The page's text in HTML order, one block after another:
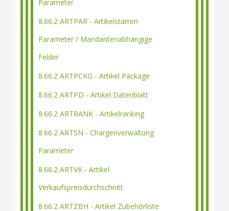
Parameter
8.66.2 ARTPAR - Artikelstamm
Parameter / Mandantenabhängige
Felder
8.66.2 ARTPCKG - Artikel Package
8.66.2 ARTPD - Artikel Datenblatt
8.66.2 ARTRANK - Artikelranking
8.66.2 ARTSN - Chargenverwaltung
Parameter
8.66.2 ARTVK - Artikel
Verkaufspreisdurchschnitt
8.66.2 ARTZBH - Artikel Zubehörliste